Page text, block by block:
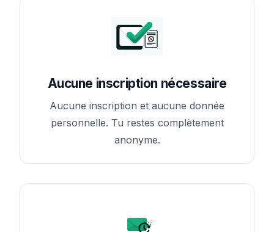
Aucune inscription nécessaire
Aucune inscription et aucune donnée
personnelle. Tu restes complètement
anonyme.